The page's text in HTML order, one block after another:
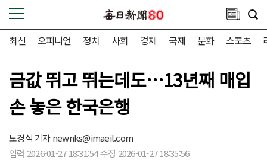
최신 오피니언 정치 사회 경제 국제 문화 스포츠
금값 뛰고 뛰는데도…13년째 매입
손 놓은 한국은행
노경석 기자newnks@imaeil.com
입력 2026-01-27 18:31:54 수정 2026-01-27 18:35:56